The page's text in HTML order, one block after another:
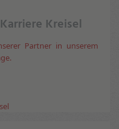
Kreisel
Partner in unserem